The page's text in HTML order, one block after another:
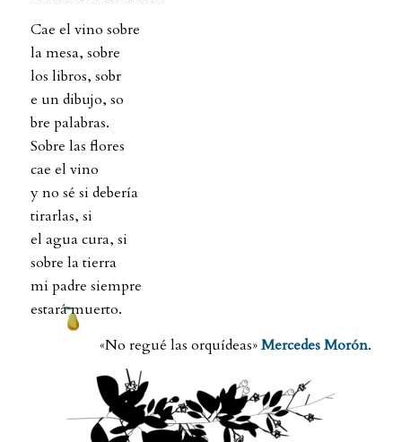
Cae el vino sobre
la mesa, sobre
los libros, sobr
e un dibujo, so
bre palabras.
Sobre las flores
cae el vino
y no sé si debería
tirarlas, si
el agua cura, si
sobre la tierra
mi padre siempre
estará muerto.
«No regué las orquídeas»Mercedes Morón.